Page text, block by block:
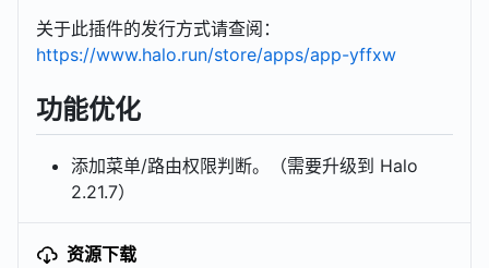
关于此插件的发行方式请查阅：
https://www.halo.run/store/apps/app-yffxw
功能优化
添加菜单/路由权限判断。（需要升级到 Halo
2.21.7）
资源下载